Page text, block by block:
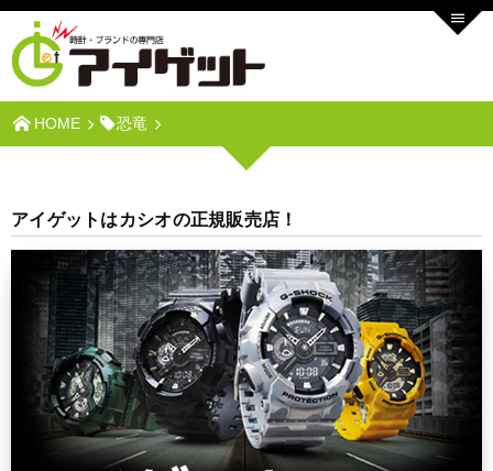
HOME 恐竜
アイゲットはカシオの正規販売店！